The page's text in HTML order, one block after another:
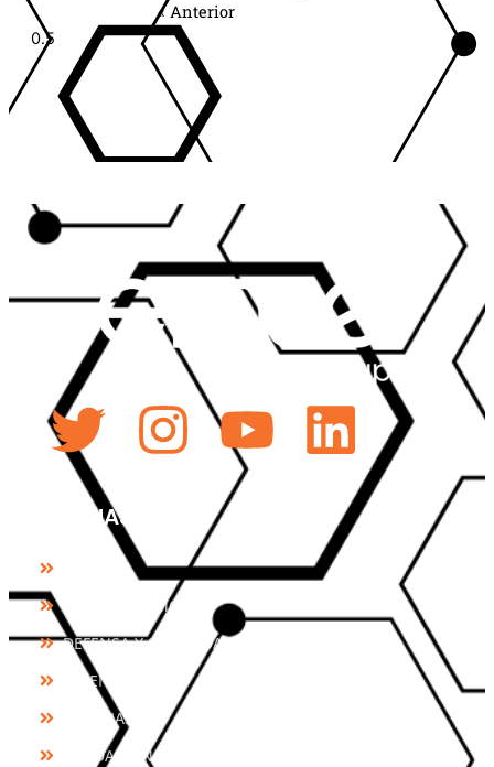
« Anterior
Twitter
Instagram
Youtube
PÁGINAS
QUIÉNES SOMOS
DEFENSA Y SEGURIDAD
TALENTO
NOTICIAS
FUNDACIÓN CONSTANCIA